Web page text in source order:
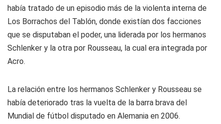
había tratado de un episodio más de la violenta interna de
Los Borrachos del Tablón, donde existían dos facciones
que se disputaban el poder, una liderada por los hermanos
Schlenker y la otra por Rousseau, la cual era integrada por
Acro.
La relación entre los hermanos Schlenker y Rousseau se
había deteriorado tras la vuelta de la barra brava del
Mundial de fútbol disputado en Alemania en 2006.